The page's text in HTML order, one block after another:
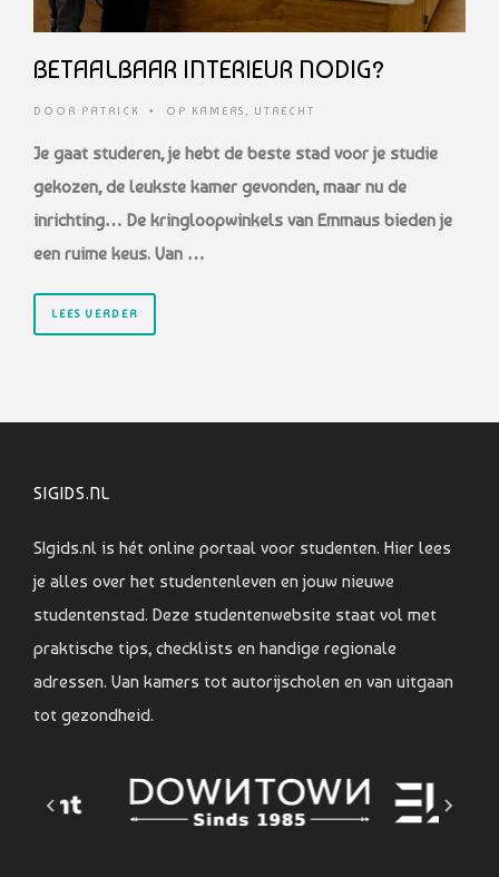
BETAALBAAR INTERIEUR NODIG?
DOOR PATRICK • OP KAMERS, UTRECHT
Je gaat studeren, je hebt de beste stad voor je studie
gekozen, de leukste kamer gevonden, maar nu de
inrichting… De kringloopwinkels van Emmaus bieden je
een ruime keus. Van …
LEES VERDER
SIGIDS.NL
SIgids.nl is hét online portaal voor studenten. Hier lees
je alles over het studentenleven en jouw nieuwe
studentenstad. Deze studentenwebsite staat vol met
praktische tips, checklists en handige regionale
adressen. Van kamers tot autorijscholen en van uitgaan
tot gezondheid.